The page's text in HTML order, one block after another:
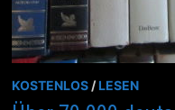
KOSTENLOS /LESEN